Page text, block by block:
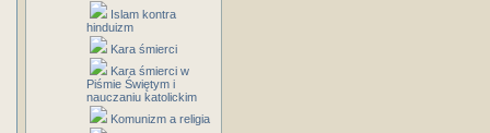
Islam kontra
hinduizm
Kara śmierci
Kara śmierci w
Piśmie Świętym i
nauczaniu katolickim
Komunizm a religia